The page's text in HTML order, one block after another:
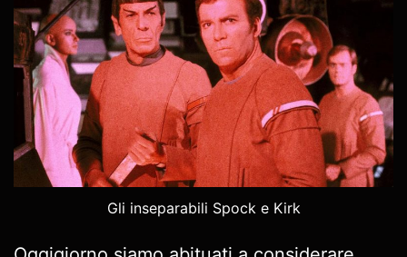
Gli inseparabili Spock e Kirk